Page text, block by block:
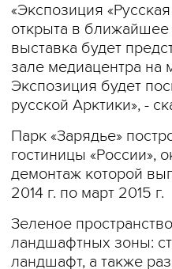
«Экспозиция
открыта в
выставка будет
зале медиацентра на
Экспозиция будет
русской Арктики», -
Парк «Зарядье»
гостиницы «России»,
демонтаж которой
2014 г. по март 2015 г.
Зеленое
ландшафтных зоны:
ландшафт, а также